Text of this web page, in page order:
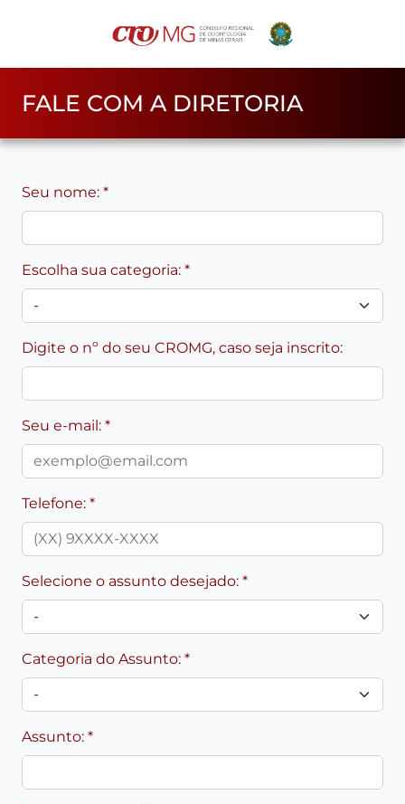
FALE COM A DIRETORIA
Seu nome: *
Escolha sua categoria: *
Digite o nº do seu CROMG, caso seja inscrito:
Seu e-mail: *
Telefone: *
Selecione o assunto desejado: *
Categoria do Assunto: *
Assunto: *